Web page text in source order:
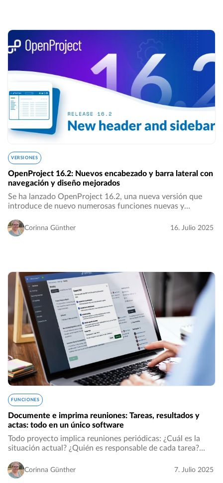
VERSIONES
OpenProject 16.2: Nuevos encabezado y barra lateral con
navegación y diseño mejorados
Se ha lanzado OpenProject 16.2, una nueva versión que
introduce de nuevo numerosas funciones nuevas y
comentarios sobre las últimas actualizaciones. T…
Corinna Günther 16. Julio 2025
FUNCIONES
Documente e imprima reuniones: Tareas, resultados y
actas: todo en un único software
Todo proyecto implica reuniones periódicas: ¿Cuál es la
situación actual? ¿Quién es responsable de cada tarea?
documentar las decisiones de las reuniones…
Corinna Günther 7. Julio 2025